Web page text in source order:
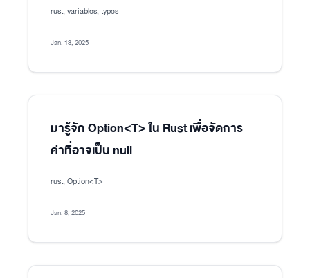
rust, variables, types
Jan. 13, 2025
มารู้จัก Option<T> ใน Rust เพื่อจัดการ
ค่าที่อาจเป็น null
rust, Option<T>
Jan. 8, 2025